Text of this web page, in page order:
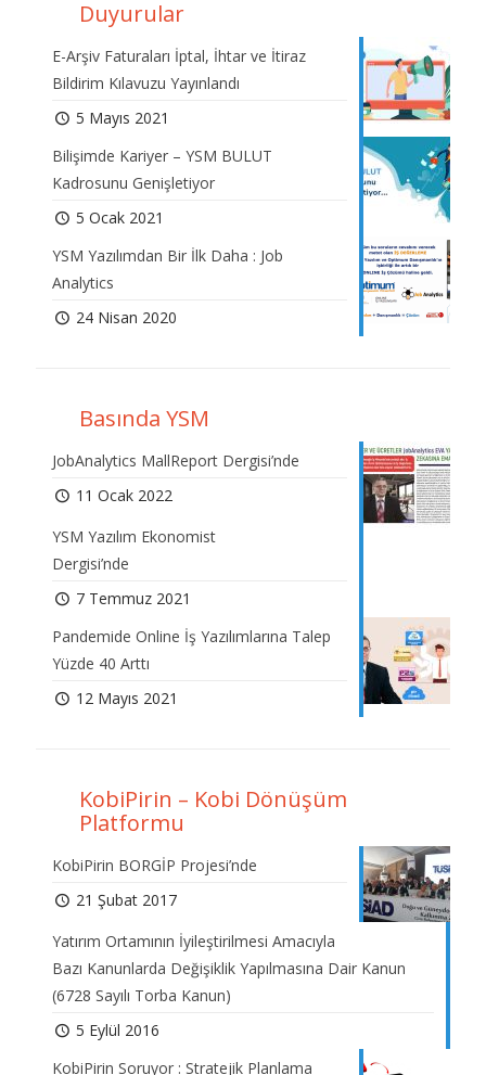
Duyurular
E-Arşiv Faturaları İptal, İhtar ve İtiraz
Bildirim Kılavuzu Yayınlandı
5 Mayıs 2021
Bilişimde Kariyer – YSM BULUT
Kadrosunu Genişletiyor
5 Ocak 2021
YSM Yazılımdan Bir İlk Daha : Job
Analytics
24 Nisan 2020
Basında YSM
JobAnalytics MallReport Dergisi’nde
11 Ocak 2022
YSM Yazılım Ekonomist
Dergisi’nde
7 Temmuz 2021
Pandemide Online İş Yazılımlarına Talep
Yüzde 40 Arttı
12 Mayıs 2021
KobiPirin – Kobi Dönüşüm
Platformu
KobiPirin BORGİP Projesi’nde
21 Şubat 2017
Yatırım Ortamının İyileştirilmesi Amacıyla
Bazı Kanunlarda Değişiklik Yapılmasına Dair Kanun
(6728 Sayılı Torba Kanun)
5 Eylül 2016
KobiPirin Soruyor : Stratejik Planlama